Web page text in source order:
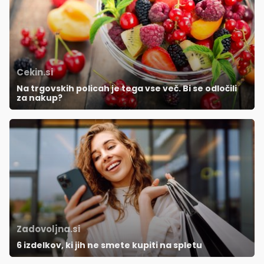
Cekin.si
Na trgovskih policah je tega vse več. Bi se odločili
za nakup?
Zadovoljna.si
6 izdelkov, ki jih ne smete kupiti na spletu